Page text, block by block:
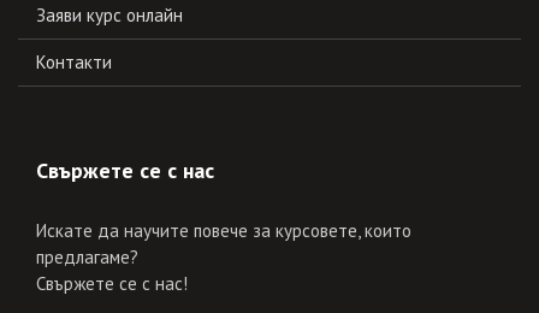
Заяви курс онлайн
Контакти
Свържете се с нас
Искате да научите повече за курсовете, които
предлагаме?
Свържете се с нас!